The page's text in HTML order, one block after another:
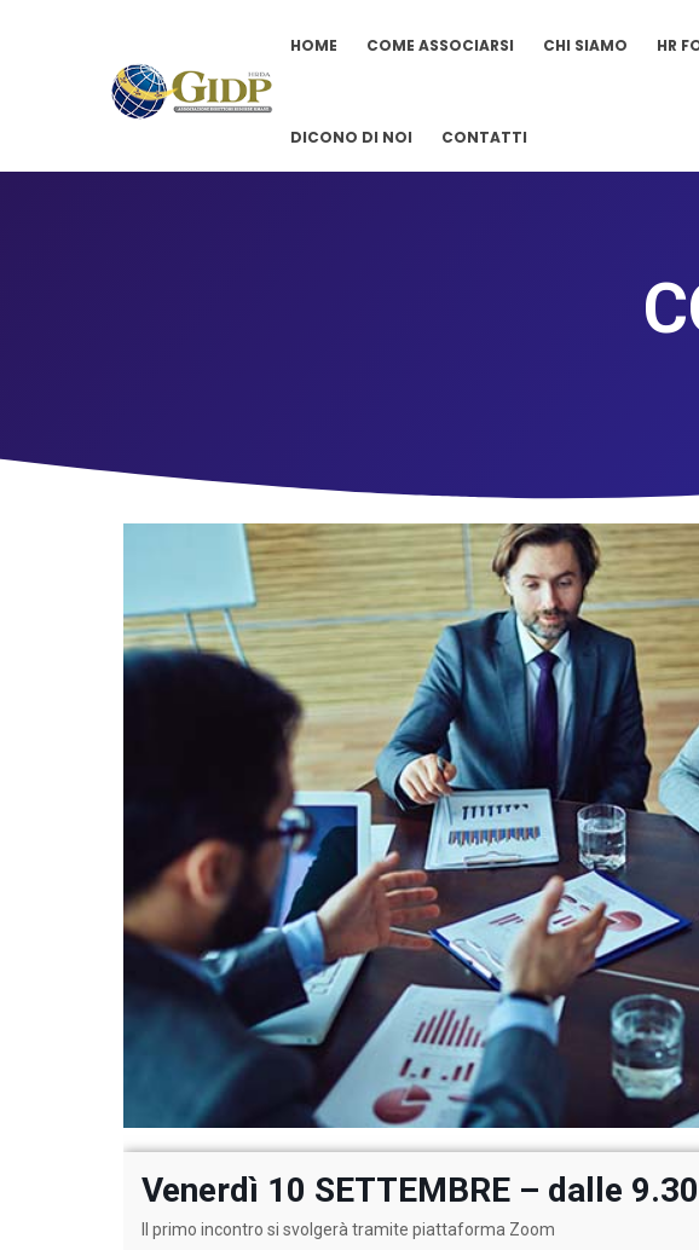
HOME COME ASSOCIARSI CHI SIAMO HR
DICONO DI NOI CONTATTI
Venerdì 10 SETTEMBRE – dalle
Il primo incontro si svolgerà tramite piattaforma Zoom